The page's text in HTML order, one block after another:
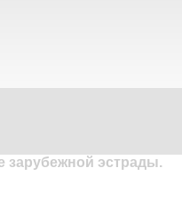
зарубежной эстрады.